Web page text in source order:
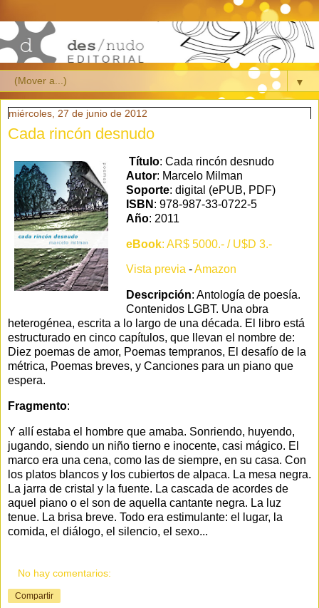
▼
miércoles, 27 de junio de 2012
Cada rincón desnudo
Título: Cada rincón desnudo
Autor: Marcelo Milman
Soporte: digital (ePUB, PDF)
ISBN : 978-987-33-0722-5
Año: 2011
eBook: AR$ 5000.- / U$D 3.-
Vista previa -Amazon
Descripción: Antología de poesía.
Contenidos LGBT. Una obra
heterogénea, escrita a lo largo de una década. El libro está
estructurado en cinco capítulos, que llevan el nombre de:
Diez poemas de amor, Poemas tempranos, El desafío de la
métrica, Poemas breves, y Canciones para un piano que
espera.
Fragmento:
Y allí estaba el hombre que amaba. Sonriendo, huyendo,
jugando, siendo un niño tierno e inocente, casi mágico. El
marco era una cena, como las de siempre, en su casa. Con
los platos blancos y los cubiertos de alpaca. La mesa negra.
La jarra de cristal y la fuente. La cascada de acordes de
aquel piano o el son de aquella cantante negra. La luz
tenue. La brisa breve. Todo era estimulante: el lugar, la
comida, el diálogo, el silencio, el sexo...
No hay comentarios:
Compartir